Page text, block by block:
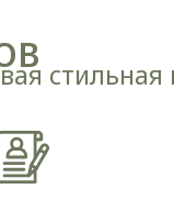
стильная